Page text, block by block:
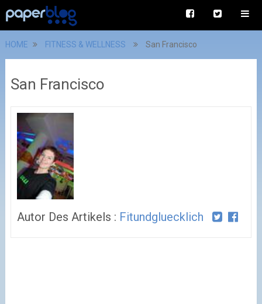
HOME FITNESS & WELLNESS San Francisco
San Francisco
Autor Des Artikels : Fitundgluecklich